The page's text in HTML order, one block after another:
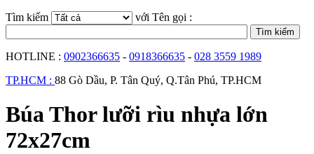
Tìm kiếm
với Tên gọi :
HOTLINE : 0902366635 - 0918366635 - 028 3559 1989
TP.HCM : 88 Gò Dầu, P. Tân Quý, Q.Tân Phú, TP.HCM
Búa Thor lưỡi rìu nhựa lớn
72x27cm